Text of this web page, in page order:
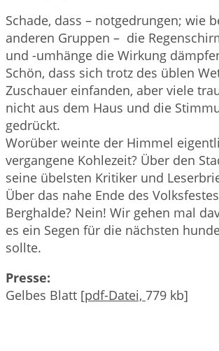
Schade, dass – notgedrungen; wie
anderen Gruppen – die
und -umhänge die Wirkung
Schön, dass sich trotz des üblen
Zuschauer einfanden, aber viele
nicht aus dem Haus und die
gedrückt.
Worüber weinte der Himmel
vergangene Kohlezeit? Über den
seine übelsten Kritiker und
Über das nahe Ende des
Berghalde? Nein! Wir gehen mal
es ein Segen für die nächsten
sollte.
Presse:
Gelbes Blatt [pdf-Datei, 779 kb]